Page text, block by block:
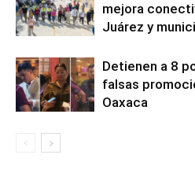
mejora
Juárez y
Detienen a 8
falsas
Oaxaca